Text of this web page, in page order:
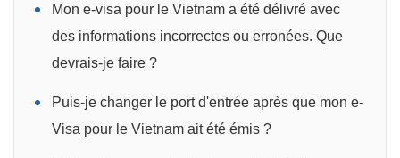
Mon e-visa pour le Vietnam a été délivré avec
des informations incorrectes ou erronées. Que
devrais-je faire ?
Puis-je changer le port d'entrée après que mon e-
Visa pour le Vietnam ait été émis ?